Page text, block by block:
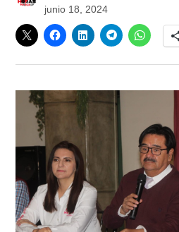
junio 18, 2024